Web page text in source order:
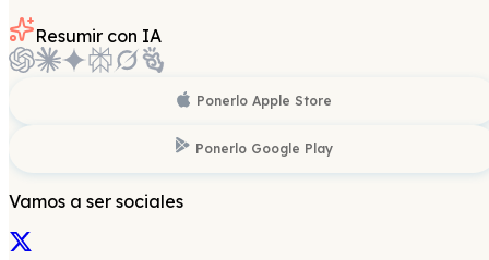
Resumir con IA
Ponerlo Apple Store
Ponerlo Google Play
Vamos a ser sociales